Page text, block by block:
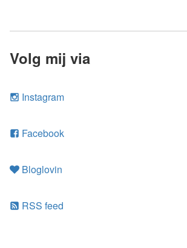
Volg mij via
Instagram
Facebook
Bloglovin
RSS feed